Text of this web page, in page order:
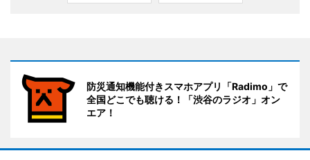
防災通知機能付きスマホアプリ「Radimo」で
全国どこでも聴ける！「渋谷のラジオ」オン
エア！